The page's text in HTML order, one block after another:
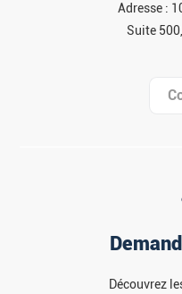
Adresse :
Suite
Découvrez